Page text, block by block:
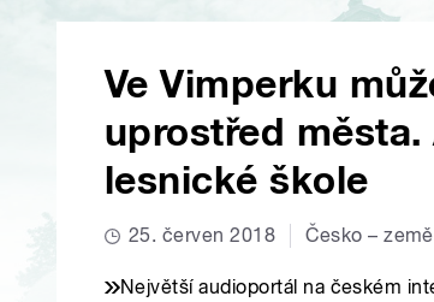
Ve Vimperku
uprostřed
lesnické škole
25. červen 2018 Česko –
Největší audioportál na českém